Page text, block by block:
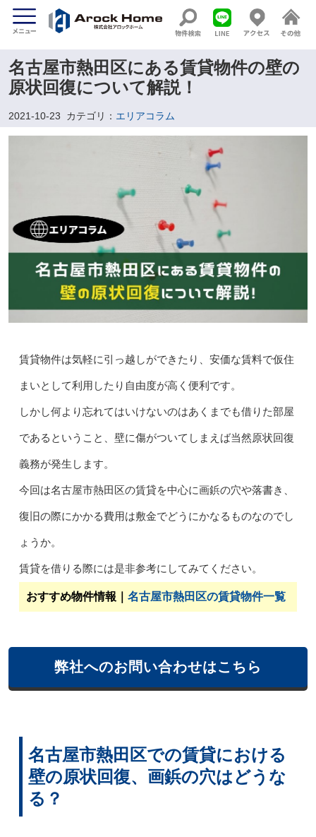
名古屋市熱田区にある賃貸物件の壁の
原状回復について解説！
2021-10-23 カテゴリ： エリアコラム
賃貸物件は気軽に引っ越しができたり、安価な賃料で仮住
まいとして利用したり自由度が高く便利です。
しかし何より忘れてはいけないのはあくまでも借りた部屋
であるということ、壁に傷がついてしまえば当然原状回復
義務が発生します。
今回は名古屋市熱田区の賃貸を中心に画鋲の穴や落書き、
復旧の際にかかる費用は敷金でどうにかなるものなのでし
ょうか。
賃貸を借りる際には是非参考にしてみてください。
おすすめ物件情報｜ 名古屋市熱田区の賃貸物件一覧
弊社へのお問い合わせはこちら
名古屋市熱田区での賃貸における
壁の原状回復、画鋲の穴はどうな
る？